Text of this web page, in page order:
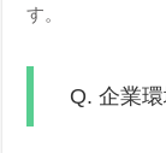
す。
Q. 企業